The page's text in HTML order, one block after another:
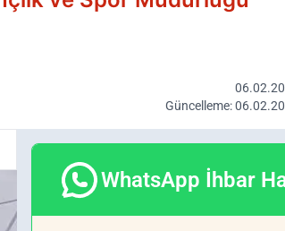
Güncelleme:
WhatsApp İhbar